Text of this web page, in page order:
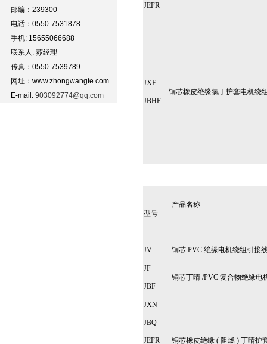
邮编：239300
电话：0550-7531878
手机: 15655066688
联系人: 苏经理
传真：0550-7539789
网址：www.zhongwangte.com
E-mail: 903092774@qq.com
JEFR
JXF
JBHF
铜芯橡皮绝缘氯丁护套电机绕
型号
产品名称
JV 铜芯 PVC 绝缘电机绕组引接
JF
JBF
铜芯丁晴 /PVC 复合物绝缘电
JXN
JBQ
JEFR 铜芯橡皮绝缘 ( 阻燃 ) 丁晴护